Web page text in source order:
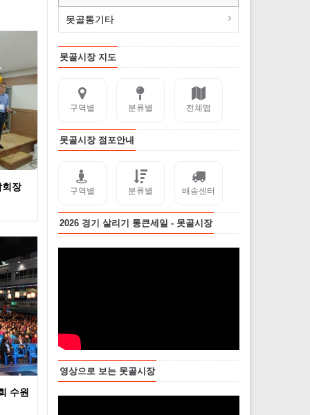
장
수원
못골통기타
못골시장 지도
구역별 분류별 전체맵
못골시장 점포안내
구역별 분류별 배송센터
2026 경기 살리기 통큰세일 - 못골시장
영상으로 보는 못골시장